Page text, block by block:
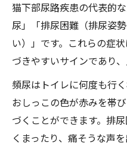
猫下部尿路疾患の代表的
尿」「排尿困難（排尿姿
い）」です。これらの症
づきやすいサインであり
頻尿はトイレに何度も行
おしっこの色が赤みを帯
づくことができます。排
くまったり、痛そうな声